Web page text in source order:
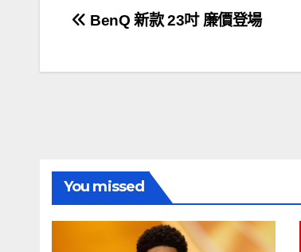
文BenQ 新款 23吋 廉價登場
You missed